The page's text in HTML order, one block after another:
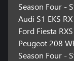
Season Four -
Audi S1 EKS
Ford Fiesta
Peugeot 208
Season Four -